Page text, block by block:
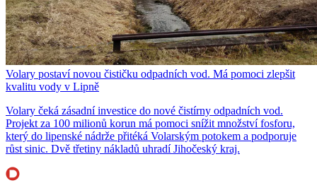
Volary postaví novou čističku odpadních vod. Má pomoci zlepšit
kvalitu vody v Lipně
Volary čeká zásadní investice do nové čistírny odpadních vod.
Projekt za 100 milionů korun má pomoci snížit množství fosforu,
který do lipenské nádrže přitéká Volarským potokem a podporuje
růst sinic. Dvě třetiny nákladů uhradí Jihočeský kraj.